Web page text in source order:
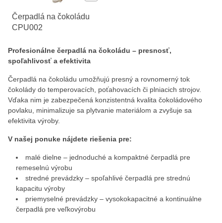
Čerpadlá na čokoládu
CPU002
Profesionálne čerpadlá na čokoládu – presnosť,
spoľahlivosť a efektivita
Čerpadlá na čokoládu umožňujú presný a rovnomerný tok
čokolády do temperovacích, poťahovacích či plniacich strojov.
Vďaka nim je zabezpečená konzistentná kvalita čokoládového
povlaku, minimalizuje sa plytvanie materiálom a zvyšuje sa
efektivita výroby.
V našej ponuke nájdete riešenia pre:
malé dielne – jednoduché a kompaktné čerpadlá pre
remeselnú výrobu
stredné prevádzky – spoľahlivé čerpadlá pre strednú
kapacitu výroby
priemyselné prevádzky – vysokokapacitné a kontinuálne
čerpadlá pre veľkovýrobu